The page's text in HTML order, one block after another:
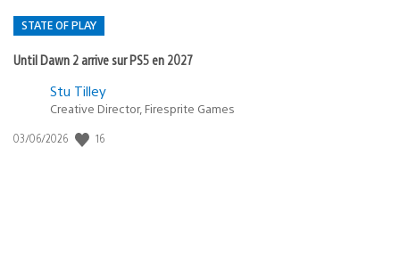
STATE OF PLAY
Until Dawn 2 arrive sur PS5 en 2027
Postée
:
Stu Tilley
Creative Director, Firesprite Games
Date
03/06/2026 16